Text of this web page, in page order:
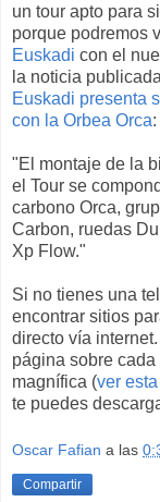
un tour apto para
porque podremos
Euskadi con el
la noticia
Euskadi presenta
con la Orbea Orca:
"El montaje de la
el Tour se
carbono Orca,
Carbon, ruedas
Xp Flow."
Si no tienes una
encontrar sitios
directo vía
página sobre
magnífica (ver
te puedes
Oscar Fafian a las
Compartir